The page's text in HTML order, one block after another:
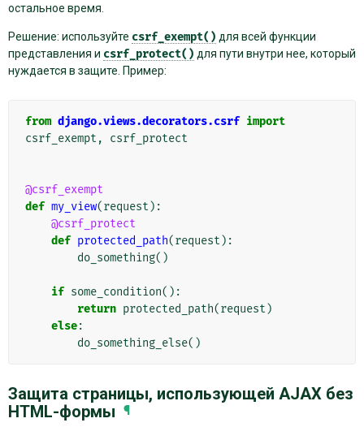
остальное время.
Решение: используйте csrf_exempt() для всей функции
представления и csrf_protect() для пути внутри нее, который
нуждается в защите. Пример:
from django.views.decorators.csrf import
csrf_exempt , csrf_protect
@csrf_exempt
def my_view(request ):
@csrf_protect
def protected_path(request ):
do_something()
if some_condition():
return protected_path(request )
else:
do_something_else()
Защита страницы, использующей AJAX без
HTML-формы ¶